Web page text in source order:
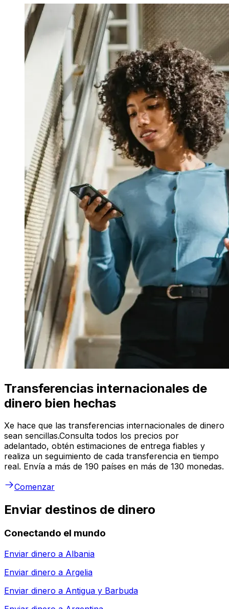
Transferencias internacionales de
dinero bien hechas
Xe hace que las transferencias internacionales de dinero
sean sencillas.Consulta todos los precios por
adelantado, obtén estimaciones de entrega fiables y
realiza un seguimiento de cada transferencia en tiempo
real. Envía a más de 190 países en más de 130 monedas.
Comenzar
Enviar destinos de dinero
Conectando el mundo
Enviar dinero a Albania
Enviar dinero a Argelia
Enviar dinero a Antigua y Barbuda